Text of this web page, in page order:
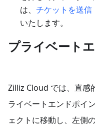
は、 チケットを送信
いたします。
プライベート
Zilliz Cloud では、直感
ライベートエンドポイ
ェクトに移動し、左側